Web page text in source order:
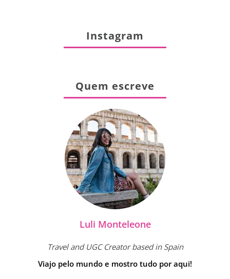
Instagram
Quem escreve
Luli Monteleone
Travel and UGC Creator based in Spain
Viajo pelo mundo e mostro tudo por aqui!